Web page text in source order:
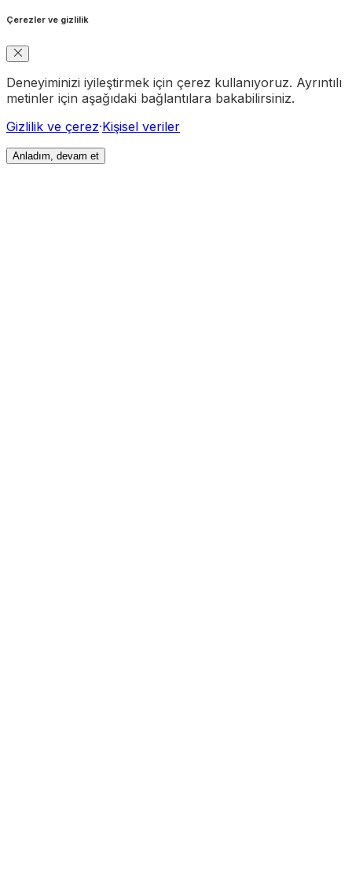
Çerezler ve gizlilik
Deneyiminizi iyileştirmek için çerez kullanıyoruz. Ayrıntılı
metinler için aşağıdaki bağlantılara bakabilirsiniz.
Gizlilik ve çerez·Kişisel veriler
Anladım, devam et